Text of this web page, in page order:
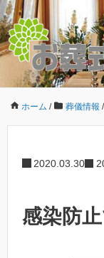
ホーム / 葬儀情報 /
2020.03.30
感染防